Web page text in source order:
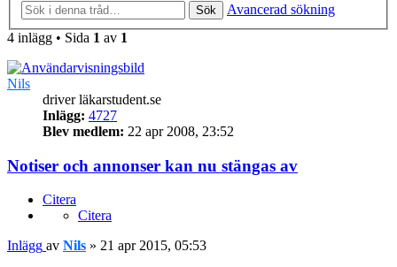
Sök
Avancerad sökning
4 inlägg • Sida 1 av 1
Nils
driver läkarstudent.se
Inlägg: 4727
Blev medlem: 22 apr 2008, 23:52
Notiser och annonser kan nu stängas av
Citera
Citera
Inlägg av Nils » 21 apr 2015, 05:53